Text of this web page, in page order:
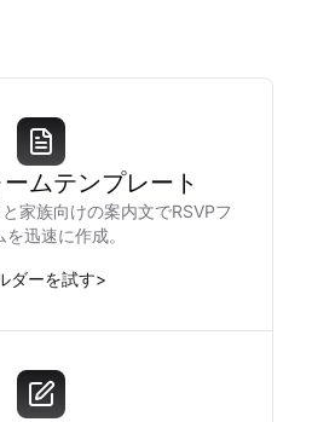
ムテンプレート
家族向けの案内文でRSVPフ
を迅速に作成。
ダーを試す>